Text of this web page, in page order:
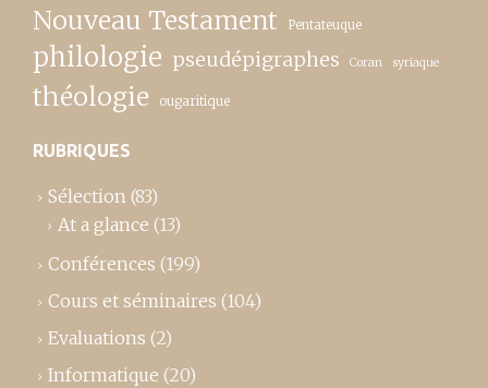
Nouveau Testament Pentateuque
philologie pseudépigraphes Coran syriaque
théologie ougaritique
RUBRIQUES
Sélection (83)
At a glance (13)
Conférences (199)
Cours et séminaires (104)
Evaluations (2)
Informatique (20)